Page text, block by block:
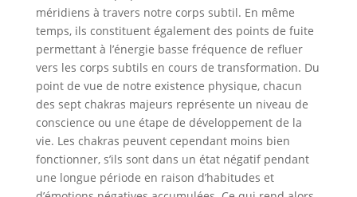
méridiens à travers notre corps subtil. En même
temps, ils constituent également des points de fuite
permettant à l’énergie basse fréquence de refluer
vers les corps subtils en cours de transformation. Du
point de vue de notre existence physique, chacun
des sept chakras majeurs représente un niveau de
conscience ou une étape de développement de la
vie. Les chakras peuvent cependant moins bien
fonctionner, s’ils sont dans un état négatif pendant
une longue période en raison d’habitudes et